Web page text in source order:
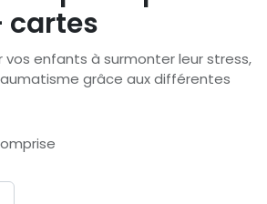
cartes
enfants à surmonter leur stress,
grâce aux différentes